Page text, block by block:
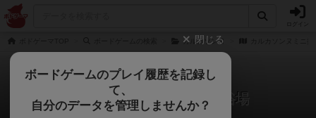
カルカソンヌ
カルカソンヌミニ拡張：浴場
0件の掲示板
閉じる
ボードゲームのプレイ履歴を記録し
て、
自分のデータを管理しませんか？